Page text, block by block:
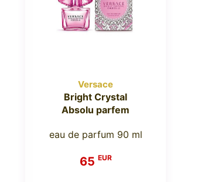
Versace
Bright Crystal
Absolu parfem
eau de parfum 90 ml
65 EUR